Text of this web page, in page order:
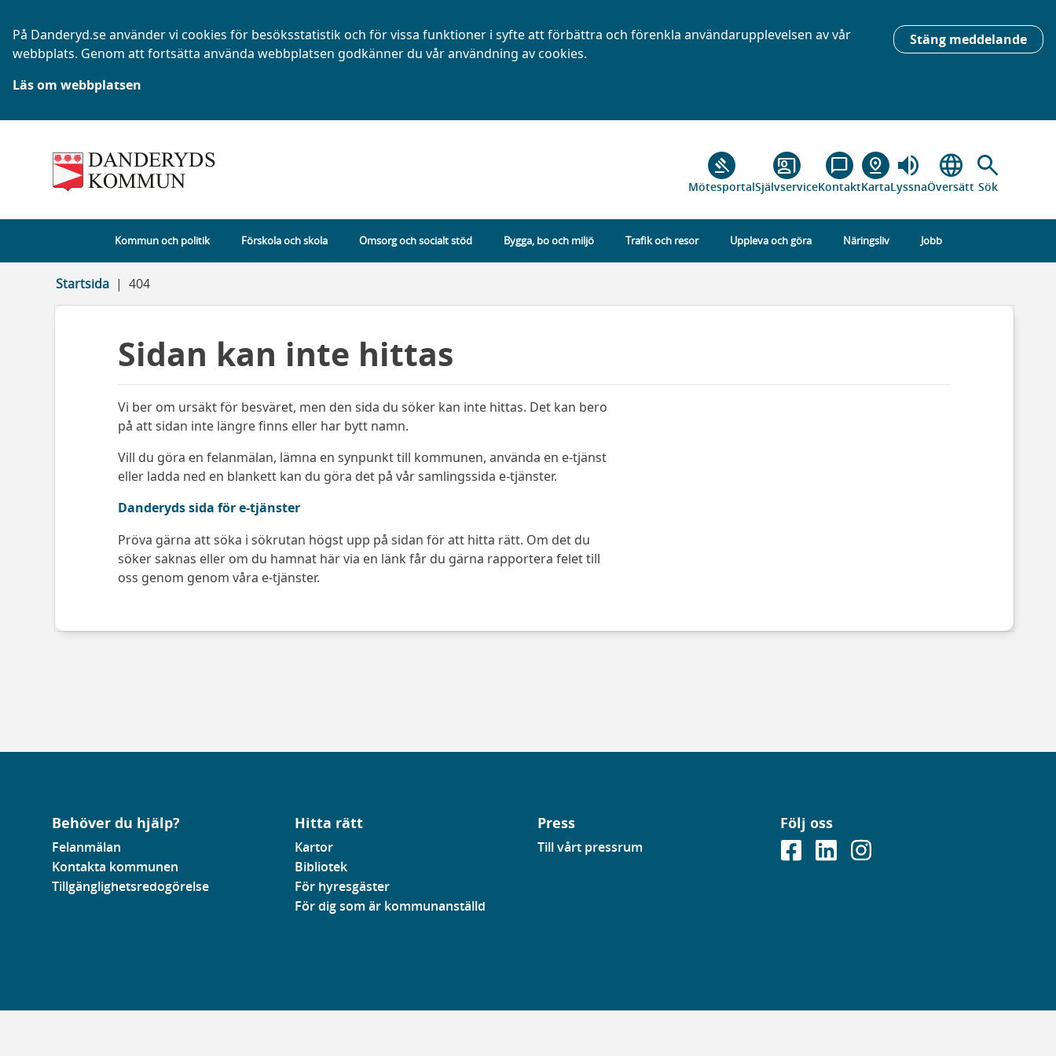
Stäng meddelande
På Danderyd.se använder vi cookies för besöksstatistik och för vissa funktioner i syfte att förbättra och förenkla användarupplevelsen av vår
webbplats. Genom att fortsätta använda webbplatsen godkänner du vår användning av cookies.
Läs om webbplatsen
gavel
Mötesportal
co_present
Självservice
chat_bubble_outline
Kontakt
pin_drop
Karta
volume_up
Lyssna
language
Översätt
search
Sök
Kommun och politik Förskola och skola Omsorg och socialt stöd Bygga, bo och miljö Trafik och resor Uppleva och göra Näringsliv Jobb
Startsida 404
Sidan kan inte hittas
Vi ber om ursäkt för besväret, men den sida du söker kan inte hittas. Det kan bero
på att sidan inte längre finns eller har bytt namn.
Vill du göra en felanmälan, lämna en synpunkt till kommunen, använda en e-tjänst
eller ladda ned en blankett kan du göra det på vår samlingssida e-tjänster.
Danderyds sida för e-tjänster
Pröva gärna att söka i sökrutan högst upp på sidan för att hitta rätt. Om det du
söker saknas eller om du hamnat här via en länk får du gärna rapportera felet till
oss genom genom våra e-tjänster.
Behöver du hjälp?
Felanmälan
Kontakta kommunen
Tillgänglighetsredogörelse
Hitta rätt
Kartor
Bibliotek
För hyresgäster
För dig som är kommunanställd
Press
Till vårt pressrum
Följ oss